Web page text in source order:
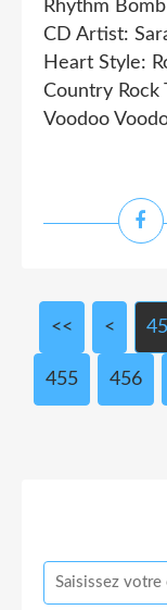
Rhythm
CD Artist:
Heart Style:
Country Rock
Voodoo
<< <
455 456